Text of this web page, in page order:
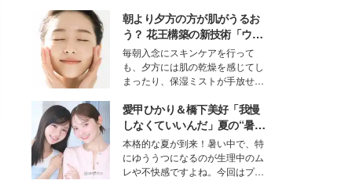
ニオン好き”という共通点を持つモ
デルの宮城舞と島村雄大の特別対
談をお届け！それぞれの視点か
ら、今作ならではの魅力や予想外
の感動をもたらす奥深いストーリ
ーについて熱く語り合ってもらっ
た。
朝より夕方の方が肌がうるお
う？ 花王構築の新技術「ウォ
ーターキャプチャリングスキ
ン（捕水肌）」がスキンケア
の常識を変える予感
毎朝入念にスキンケアを行って
も、夕方には肌の乾燥を感じてし
まったり、保湿ミストが手放せな
な美容の常識を大きく変える可能
性を秘めた、革新的な「Water
Capturing Skin（ウォーターキャ
プチャリングスキン：捕水肌）」
技術を、花王が構築した。
愛甲ひかり＆橋下美好「我慢
しなくていいんだ」夏の“暑さ
対策”の新しい選択肢とは？
本格的な夏が到来！暑い中で、特
にゆううつになるのが生理中のム
レや不快感ですよね。今回はプラ